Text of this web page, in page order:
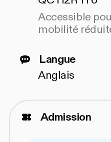
Accessible
mobilité
Langue
Anglais
Admission